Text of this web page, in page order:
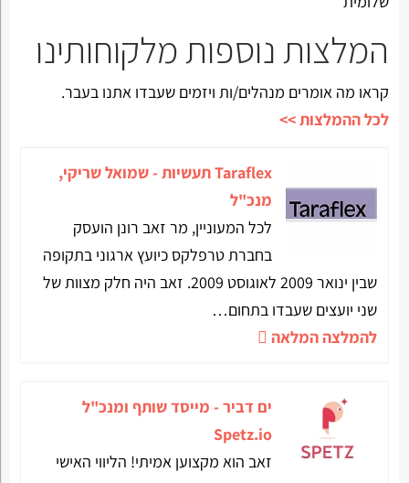
המלצות נוספות מלקוחותינו
קראו מה אומרים מנהלים/ות ויזמים שעבדו אתנו בעבר.
לכל ההמלצות >>
Taraflex תעשיות - שמואל שריקי,
מנכ"ל
לכל המעוניין, מר זאב רונן הועסק
בחברת טרפלקס כיועץ ארגוני בתקופה
שבין ינואר 2009 לאוגוסט 2009. זאב היה חלק מצוות של
שני יועצים שעבדו בתחום…
להמלצה המלאה
ים דביר - מייסד שותף ומנכ"ל
Spetz.io
זאב הוא מקצוען אמיתי! הליווי האישי